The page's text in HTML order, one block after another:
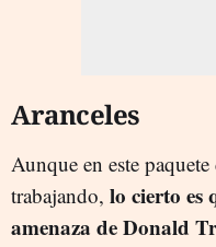
Aranceles
Aunque en este
trabajando, lo cierto es
amenaza de Donald